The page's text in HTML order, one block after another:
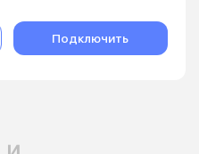
Подключить